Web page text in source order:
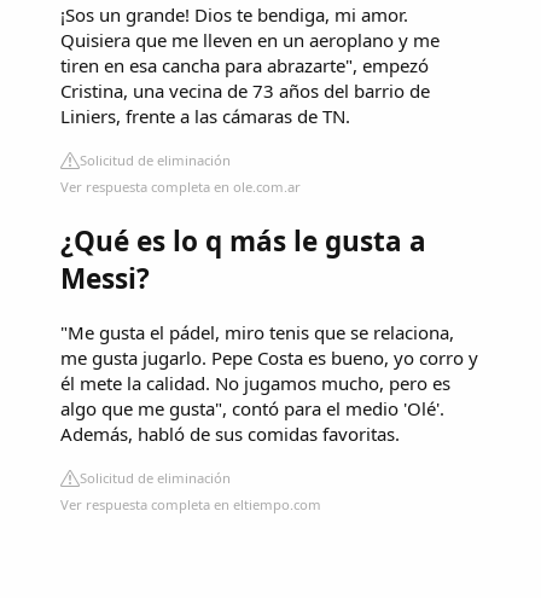
¡Sos un grande! Dios te bendiga, mi amor.
Quisiera que me lleven en un aeroplano y me
tiren en esa cancha para abrazarte", empezó
Cristina, una vecina de 73 años del barrio de
Liniers, frente a las cámaras de TN.
Solicitud de eliminación
Ver respuesta completa en ole.com.ar
¿Qué es lo q más le gusta a
Messi?
"Me gusta el pádel, miro tenis que se relaciona,
me gusta jugarlo. Pepe Costa es bueno, yo corro y
él mete la calidad. No jugamos mucho, pero es
algo que me gusta", contó para el medio 'Olé'.
Además, habló de sus comidas favoritas.
Solicitud de eliminación
Ver respuesta completa en eltiempo.com